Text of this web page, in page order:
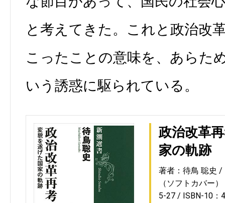
と考えてきた。これと政治改
こったことの意味を、あらた
いう誘惑に駆られている。
政治改革
家の軌跡
著者：待鳥 聡史
（ソフトカバー
5-27
ISBN-10：